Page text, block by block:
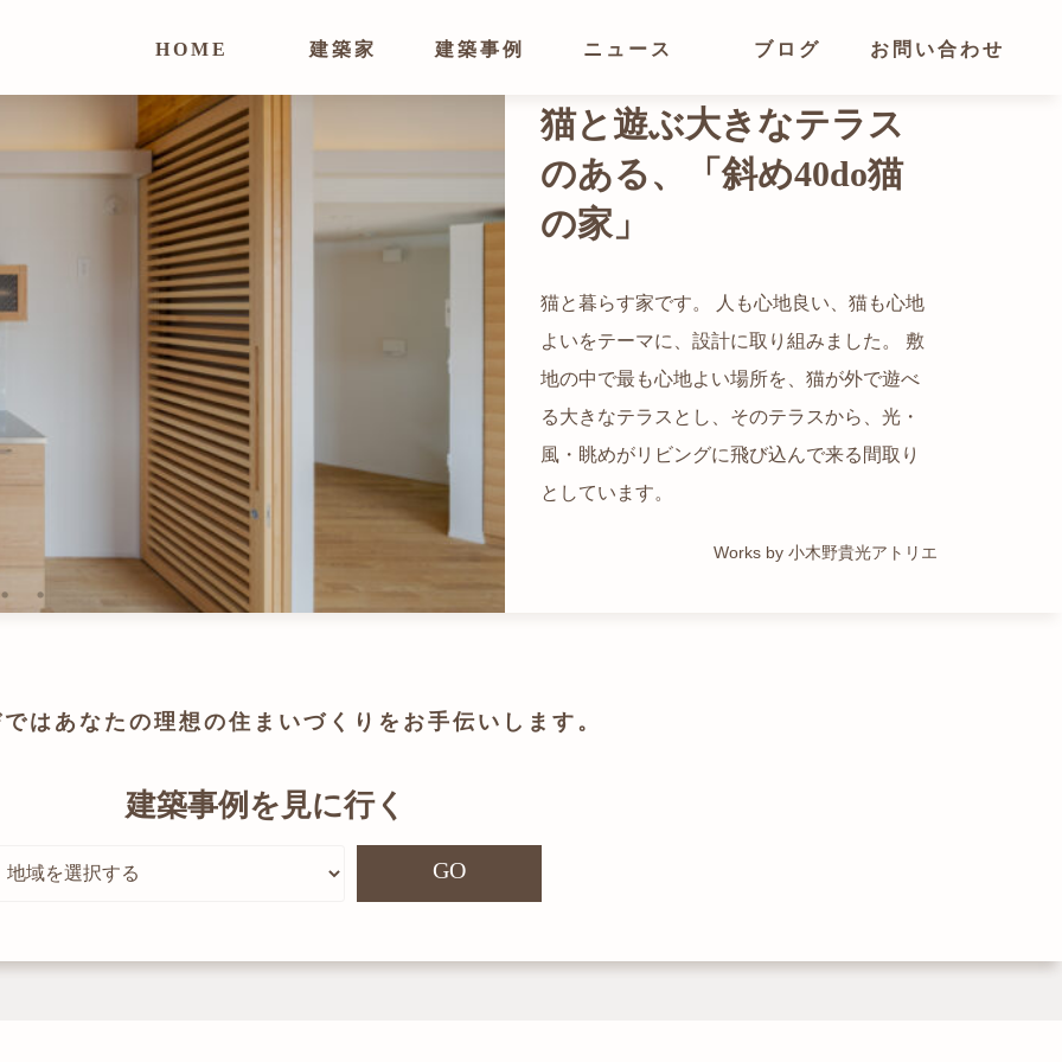
HOME 建築家 建築事例 ニュース ブログ お問い合わせ
猫と暮らす家です。 人も心地良い、猫も心地
よいをテーマに、設計に取り組みました。 敷
地の中で最も心地よい場所を、猫が外で遊べ
る大きなテラスとし、そのテラスから、光・
風・眺めがリビングに飛び込んで来る間取り
としています。
Works by 小木野貴光アトリエ
光が溢れ、広がりある
都心でありながらも緑の多いエリアです。 そ
の緑の借景も取り入れること、窓の配置を工
夫することで、光を取り入れながらも、カー
テンを閉じずに生活できる様設計していま
す。
Works by トレイルアーキテクツ 一級建築士事務所
自然の中の岩山を切り開いて造った、ワイル
ドなゲストハウスをイメージした空間が広が
る都市型住宅です。
Works by ZAG空間設計舎
かつての機織り工場が、その趣を残しつつ孫
世帯の住居へと蘇りました。
Works by ZAG空間設計舎
は あなたの理想の住まいづくりを お手伝いします。
建築事例を見に行く
GO